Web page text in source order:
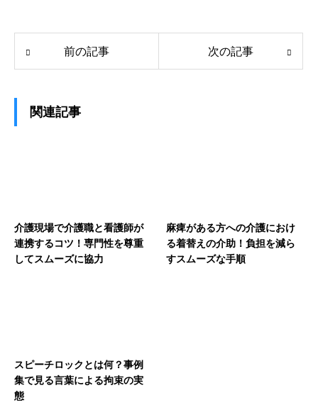
前の記事 次の記事
関連記事
介護現場で介護職と看護師が
連携するコツ！専門性を尊重
してスムーズに協力
麻痺がある方への介護におけ
る着替えの介助！負担を減ら
すスムーズな手順
スピーチロックとは何？事例
集で見る言葉による拘束の実
態